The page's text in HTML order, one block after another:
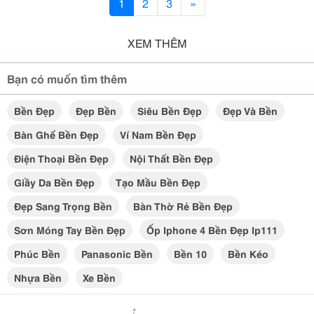
XEM THÊM
Bạn có muốn tìm thêm
Bền Đẹp Đẹp Bền Siêu Bền Đẹp
Đẹp Và Bền
Bàn Ghế Bền Đẹp
Ví Nam Bền Đẹp
Điện Thoại Bền Đẹp
Nội Thất Bền Đẹp
Giầy Da Bền Đẹp
Tạo Mầu Bền Đẹp
Đẹp Sang Trọng Bền
Bàn Thờ Rẻ Bền Đẹp
Sơn Móng Tay Bền Đẹp
Ốp Iphone 4 Bền Đẹp Ip111
Phúc Bền
Panasonic Bền Bền 10
Bền Kéo
Nhựa Bền
Xe Bền